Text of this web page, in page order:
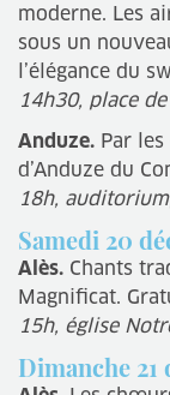
moderne. Les
sous un
l’élégance du
14h30, place
Anduze. Par
d’Anduze du
18h,
Samedi 20
Alès. Chants
Magnificat.
15h, église
Dimanche 21